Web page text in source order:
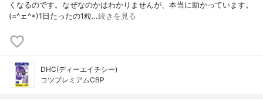
くなるのです。なぜなのかはわかりませんが、本当に助かっています。
(=^ェ^=)1日たったの1粒…続きを見る
DHC(ディーエイチシー)
コツプレミアムCBP